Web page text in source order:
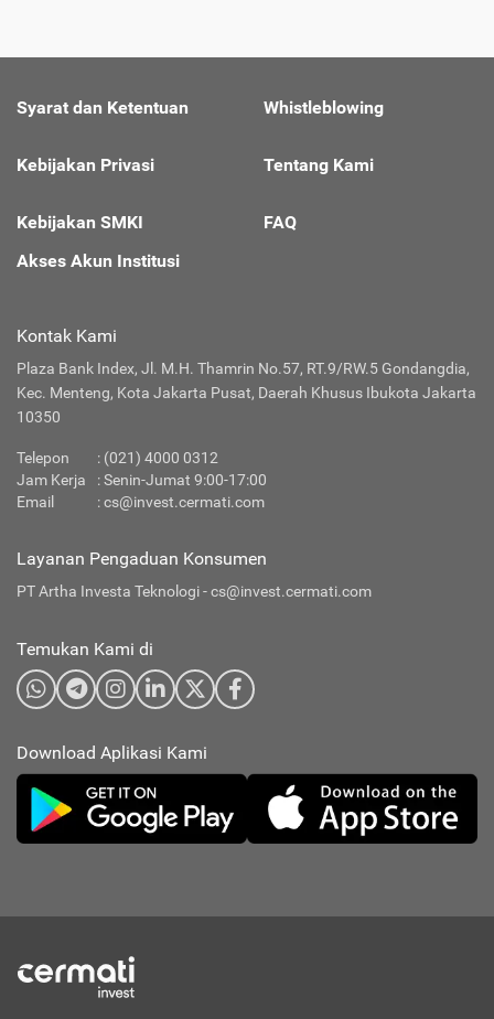
Syarat dan Ketentuan
Kebijakan Privasi
Kebijakan SMKI
Whistleblowing
Tentang Kami
FAQ
Akses Akun Institusi
Kontak Kami
Plaza Bank Index, Jl. M.H. Thamrin No.57, RT.9/RW.5 Gondangdia,
Kec. Menteng, Kota Jakarta Pusat, Daerah Khusus Ibukota Jakarta
10350
Telepon
: (021) 4000 0312
Jam Kerja
: Senin-Jumat 9:00-17:00
Email
:cs@invest.cermati.com
Layanan Pengaduan Konsumen
PT Artha Investa Teknologi -cs@invest.cermati.com
Temukan Kami di
Download Aplikasi Kami